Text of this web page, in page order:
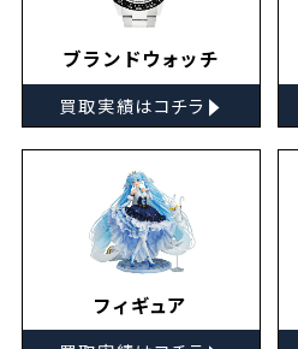
ブランドウォッチ
買取実績はコチラ ▸
フィギュア